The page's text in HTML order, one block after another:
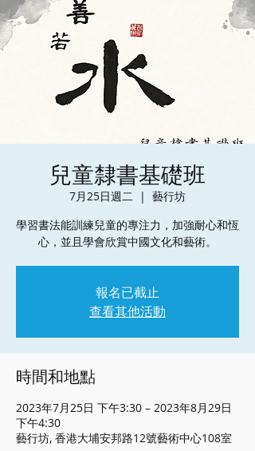
兒童隸書基礎班
7月25日週二
  |
藝行坊
學習書法能訓練兒童的專注力，加強耐心和恆
心，並且學會欣賞中國文化和藝術。
報名已截止
查看其他活動
時間和地點
2023年7月25日 下午3:30 – 2023年8月29日
下午4:30
藝行坊, 香港大埔安邦路12號藝術中心108室